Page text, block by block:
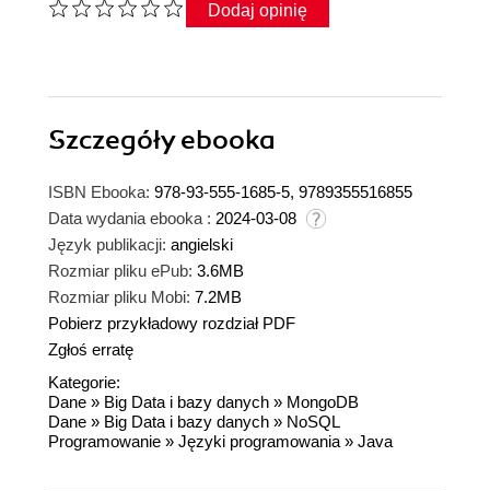
Dodaj opinię
Szczegółyebooka
ISBN Ebooka: 978-93-555-1685-5, 9789355516855
Data wydania ebooka : 2024-03-08
Język publikacji: angielski
Rozmiar pliku ePub: 3.6MB
Rozmiar pliku Mobi: 7.2MB
Pobierz przykładowy rozdział PDF
Zgłoś erratę
Kategorie:
Dane » Big Data i bazy danych » MongoDB
Dane » Big Data i bazy danych » NoSQL
Programowanie » Języki programowania » Java